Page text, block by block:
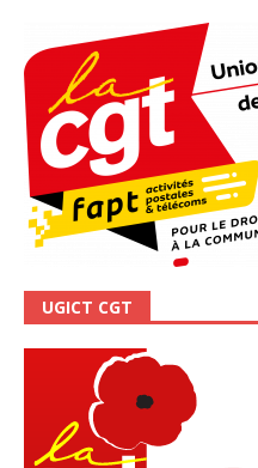
UGICT CGT